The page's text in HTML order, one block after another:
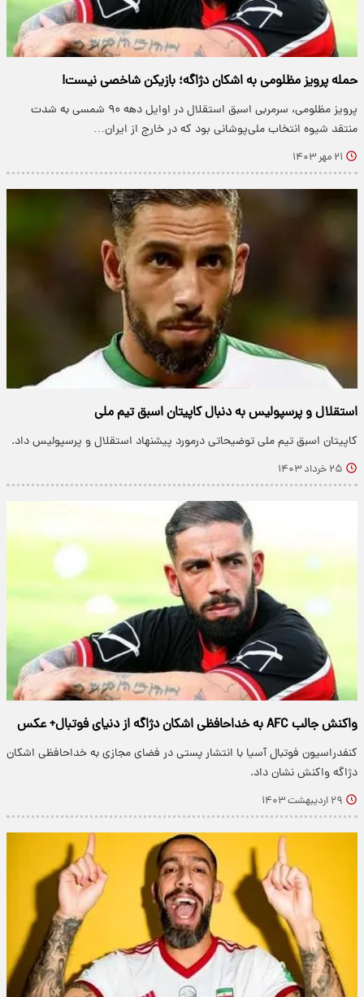
حمله پرویز مظلومی به اشکان دژاگه؛ بازیکن شاخصی نیست!
پرویز مظلومی، سرمربی اسبق استقلال در اوایل دهه ۹۰ شمسی به شدت
منتقد شیوه انتخاب ملی‌پوشانی بود که در خارج از ایران…
۲۱ مهر ۱۴۰۳
استقلال و پرسپولیس به دنبال کاپیتان اسبق تیم ملی
کاپیتان اسبق تیم ملی توضیحاتی درمورد پیشنهاد استقلال و پرسپولیس داد.
۲۵ خرداد ۱۴۰۳
واکنش جالب AFC به خداحافظی اشکان دژاگه از دنیای فوتبال+ عکس
کنفدراسیون فوتبال آسیا با انتشار پستی در فضای مجازی به خداحافظی اشکان
دژاگه واکنش نشان داد.
۲۹ اردیبهشت ۱۴۰۳